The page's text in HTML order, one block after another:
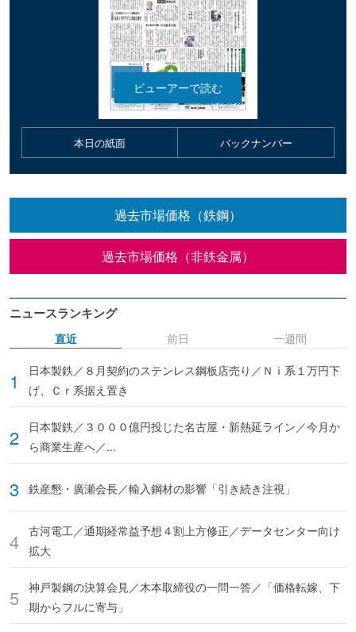
本日の紙面 バックナンバー
過去市場価格（鉄鋼）
過去市場価格（非鉄金属）
ニュースランキング
直近
日本製鉄／８月契約のステンレス鋼板店売り／Ｎｉ系１万円下
げ、Ｃｒ系据え置き
日本製鉄／３０００億円投じた名古屋・新熱延ライン／今月か
ら商業生産へ／...
鉄産懇・廣瀬会長／輸入鋼材の影響「引き続き注視」
古河電工／通期経常益予想４割上方修正／データセンター向け
拡大
神戸製鋼の決算会見／木本取締役の一問一答／「価格転嫁、下
期からフルに寄与」
前日 一週間